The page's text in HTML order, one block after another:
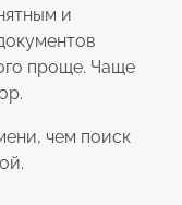
и
проще. Чаще
чем поиск